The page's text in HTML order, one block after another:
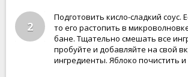
2
Подготовить кисло-сладкий соус.
то его растопить в
бане. Тщательно смешать все
пробуйте и добавляйте на свой
ингредиенты. Яблоко почистить